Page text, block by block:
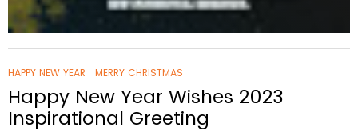
HAPPY NEW YEAR MERRY CHRISTMAS
Happy New Year Wishes 2023
Inspirational Greeting